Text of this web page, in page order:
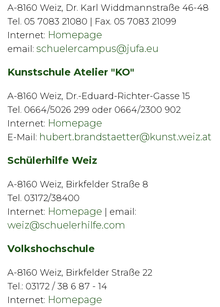
A-8160 Weiz, Dr. Karl Widdmannstraße 46-48
Tel. 05 7083 21080 | Fax. 05 7083 21099
Internet: Homepage
email: schuelercampus@jufa.eu
Kunstschule Atelier "KO"
A-8160 Weiz, Dr.-Eduard-Richter-Gasse 15
Tel. 0664/5026 299 oder 0664/2300 902
Internet: Homepage
E-Mail: hubert.brandstaetter@kunst.weiz.at
Schülerhilfe Weiz
A-8160 Weiz, Birkfelder Straße 8
Tel. 03172/38400
Internet: Homepage | email:
weiz@schuelerhilfe.com
Volkshochschule
A-8160 Weiz, Birkfelder Straße 22
Tel.: 03172 / 38 6 87 - 14
Internet: Homepage